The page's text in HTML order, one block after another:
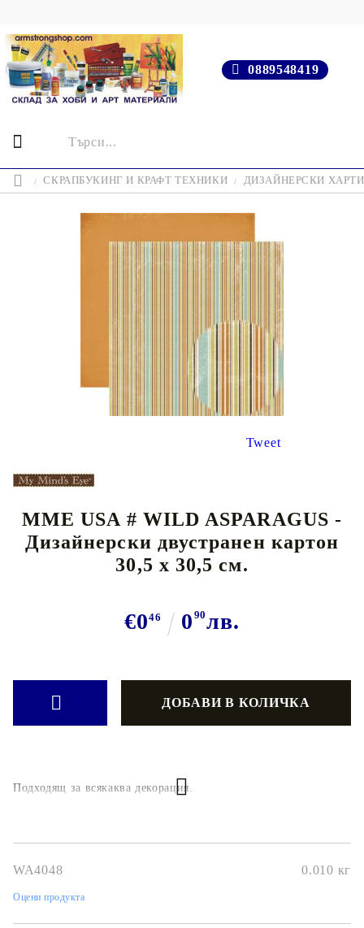
0889548419
СКРАПБУКИНГ И КРАФТ ТЕХНИКИ ДИЗАЙНЕРСКИ
Tweet
MME USA # WILD ASPARAGUS -
Дизайнерски двустранен картон
30,5 х 30,5 см.
€046 0 90лв.
Подходящ за всякаква декорация.
WA4048 0.010 кг
Оцени продукта